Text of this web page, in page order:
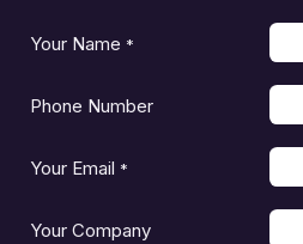
Your Name *
Phone Number
Your Email *
Your Company